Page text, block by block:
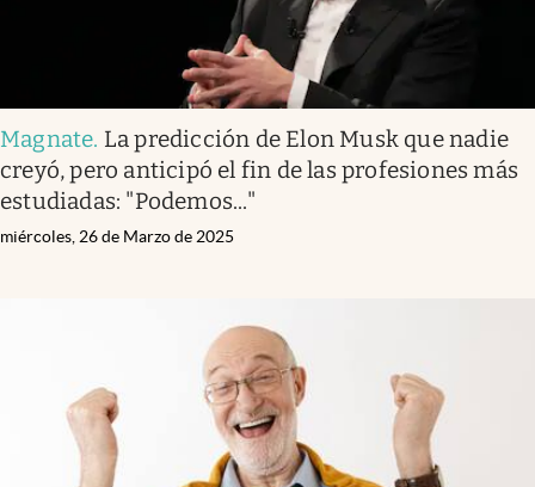
Magnate. La predicción de Elon Musk que nadie
creyó, pero anticipó el fin de las profesiones más
estudiadas: "Podemos..."
miércoles, 26 de Marzo de 2025